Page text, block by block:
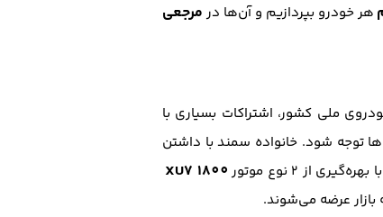
هر خودرو بپردازیم و آن‌ها درمرجعی
ملی کشور، اشتراکات بسیاری با
توجه شود. خانواده سمند با داشتن
2 نوع موتور XU7 1800
بازار عرضه می‌شوند.